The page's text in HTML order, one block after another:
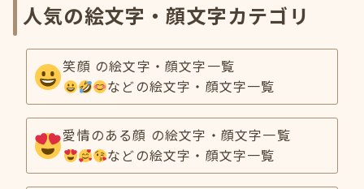
人気の絵文字・顔文字カテゴリ
笑顔 の絵文字・顔文字一覧
などの絵文字・顔文字一覧
愛情のある顔 の絵文字・顔文字一覧
などの絵文字・顔文字一覧